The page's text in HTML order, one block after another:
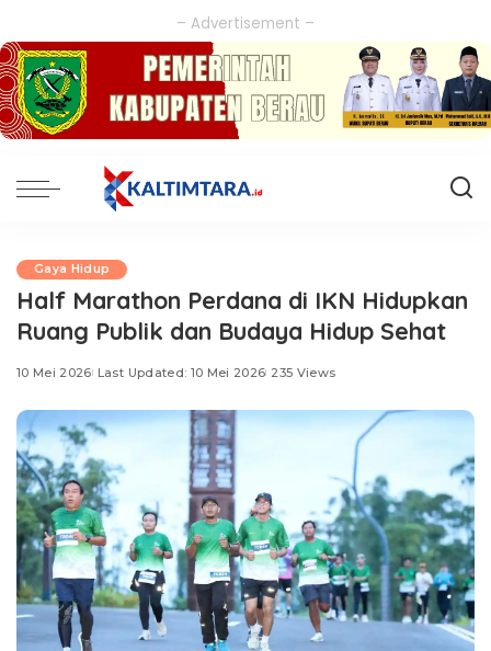
– Advertisement –
Gaya Hidup
Half Marathon Perdana di IKN Hidupkan
Ruang Publik dan Budaya Hidup Sehat
10 Mei 2026 Last Updated: 10 Mei 2026 235 Views